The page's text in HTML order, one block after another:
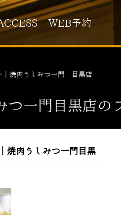
WEB予約
｜焼肉うしみつ一門 目黒店
つ一門目黒店の
焼肉うしみつ一門目黒